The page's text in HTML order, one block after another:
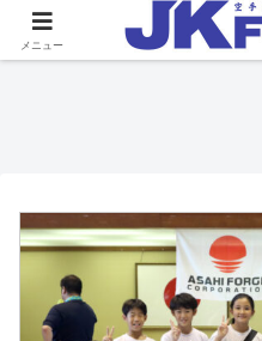
メニュー